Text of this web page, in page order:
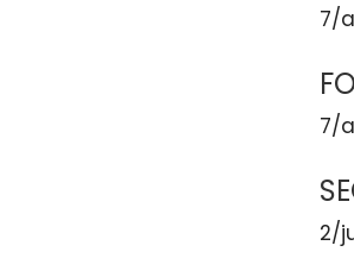
7/
7/
2/